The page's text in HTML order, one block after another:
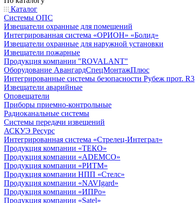
Каталог
Системы ОПС
Извещатели охранные для помещений
Интегрированная система «ОРИОН» «Болид»
Извещатели охранные для наружной установки
Извещатели пожарные
Продукция компании "ROVALANT"
Оборудование АвангардСпецМонтажПлюс
Интегрированные системы безопасности Рубеж прот. R3
Извещатели аварийные
Оповещатели
Приборы приемно-контрольные
Радиоканальные системы
Системы передачи извещений
АСКУЭ Ресурс
Интегрированная система «Стрелец-Интеграл»
Продукция компании «ТЕКО»
Продукция компании «ADEMCO»
Продукция компании «РИТМ»
Продукция компании НПП «Стелс»
Продукция компании «NAVIgard»
Продукция компании «ИПРо»
Продукция компании «Satel»